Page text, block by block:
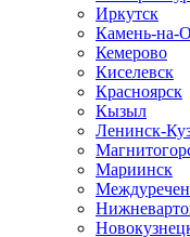
Иркутск
Камень-на-
Кемерово
Киселевск
Красноярск
Кызыл
Ленинск-
Мариинск